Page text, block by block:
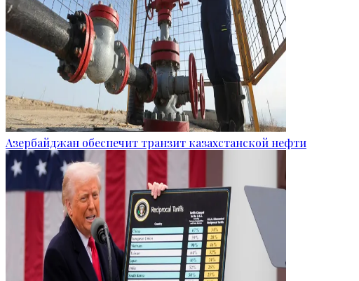
Азербайджан обеспечит транзит казахстанской нефти